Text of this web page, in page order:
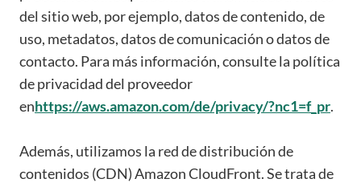
del sitio web, por ejemplo, datos de contenido, de
uso, metadatos, datos de comunicación o datos de
contacto. Para más información, consulte la política
de privacidad del proveedor
enhttps://aws.amazon.com/de/privacy/?nc1=f_pr.
Además, utilizamos la red de distribución de
contenidos (CDN) Amazon CloudFront. Se trata de